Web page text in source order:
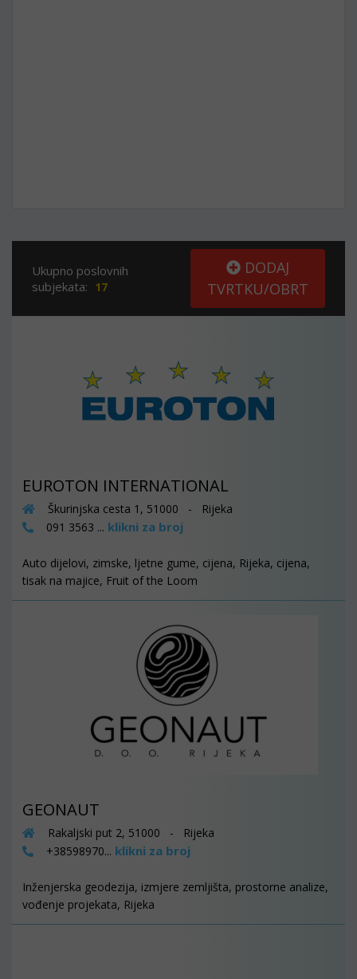
Ukupno poslovnih
subjekata: 17
DODAJ
TVRTKU/OBRT
EUROTON INTERNATIONAL
Škurinjska cesta 1, 51000 - Rijeka
091 3563 ... klikni za broj
Auto dijelovi, zimske, ljetne gume, cijena, Rijeka, cijena,
tisak na majice, Fruit of the Loom
GEONAUT
Rakaljski put 2, 51000 - Rijeka
+38598970... klikni za broj
Inženjerska geodezija, izmjere zemljišta, prostorne analize,
vođenje projekata, Rijeka